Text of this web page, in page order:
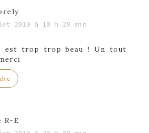
2019 à 10 h 29 min
est trop trop beau ! Un tout
R-E